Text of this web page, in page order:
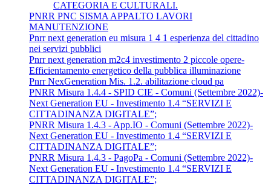
CATEGORIA E CULTURALI.
PNRR PNC SISMA APPALTO LAVORI
MANUTENZIONE
Pnrr next generation eu misura 1 4 1 esperienza del cittadino
nei servizi pubblici
Pnrr next generation m2c4 investimento 2 piccole opere-
Efficientamento energetico della pubblica illuminazione
Pnrr NexGeneration Mis. 1.2. abilitazione cloud pa
PNRR Misura 1.4.4 - SPID CIE - Comuni (Settembre 2022)-
Next Generation EU - Investimento 1.4 “SERVIZI E
CITTADINANZA DIGITALE”;
PNRR Misura 1.4.3 - App.IO - Comuni (Settembre 2022)-
Next Generation EU - Investimento 1.4 “SERVIZI E
CITTADINANZA DIGITALE”;
PNRR Misura 1.4.3 - PagoPa - Comuni (Settembre 2022)-
Next Generation EU - Investimento 1.4 “SERVIZI E
CITTADINANZA DIGITALE”;